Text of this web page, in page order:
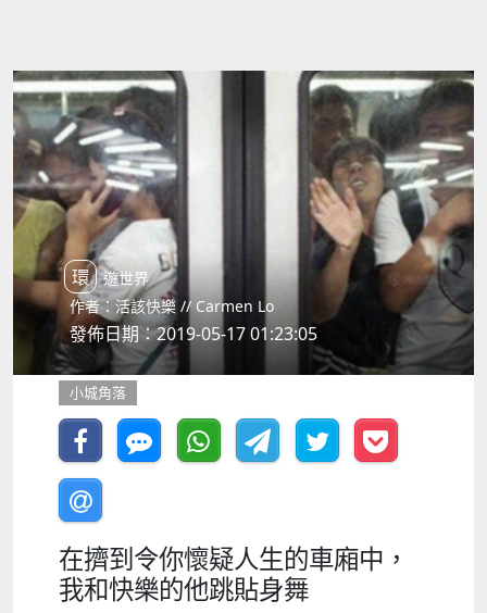
環遊世界
作者：活該快樂 // Carmen Lo
發佈日期：2019-05-17 01:23:05
小城角落
在擠到令你懷疑人生的車廂中，
我和快樂的他跳貼身舞